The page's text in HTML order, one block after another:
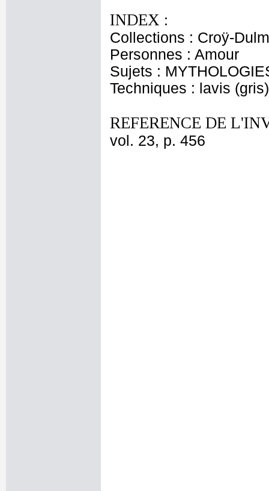
INDEX :
Collections : Croÿ-
Personnes : Amour
Sujets :
Techniques : lavis (gris)
REFERENCE DE
vol. 23, p. 456